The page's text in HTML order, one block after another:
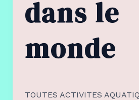
dans le
monde
TOUTES ACTIVITES